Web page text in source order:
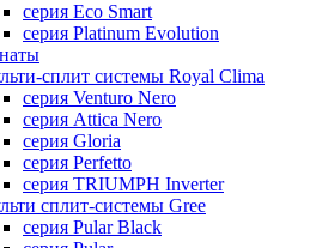
серия Eco Smart
серия Platinum Evolution
сплит системы Royal Clima
серия Venturo Nero
серия Attica Nero
серия Gloria
серия Perfetto
серия TRIUMPH Inverter
сплит-системы Gree
серия Pular Black